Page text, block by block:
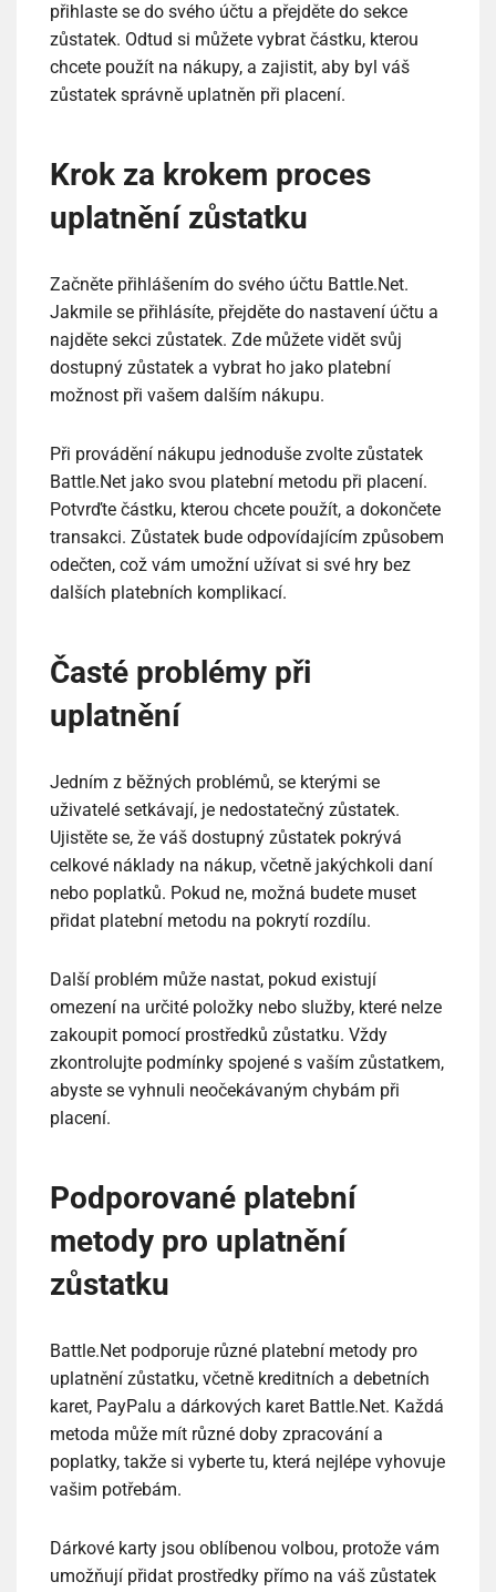
přihlaste se do svého účtu a přejděte do sekce
zůstatek. Odtud si můžete vybrat částku, kterou
chcete použít na nákupy, a zajistit, aby byl váš
zůstatek správně uplatněn při placení.
Krok za krokem proces
uplatnění zůstatku
Začněte přihlášením do svého účtu Battle.Net.
Jakmile se přihlásíte, přejděte do nastavení účtu a
najděte sekci zůstatek. Zde můžete vidět svůj
dostupný zůstatek a vybrat ho jako platební
možnost při vašem dalším nákupu.
Při provádění nákupu jednoduše zvolte zůstatek
Battle.Net jako svou platební metodu při placení.
Potvrďte částku, kterou chcete použít, a dokončete
transakci. Zůstatek bude odpovídajícím způsobem
odečten, což vám umožní užívat si své hry bez
dalších platebních komplikací.
Časté problémy při
uplatnění
Jedním z běžných problémů, se kterými se
uživatelé setkávají, je nedostatečný zůstatek.
Ujistěte se, že váš dostupný zůstatek pokrývá
celkové náklady na nákup, včetně jakýchkoli daní
nebo poplatků. Pokud ne, možná budete muset
přidat platební metodu na pokrytí rozdílu.
Další problém může nastat, pokud existují
omezení na určité položky nebo služby, které nelze
zakoupit pomocí prostředků zůstatku. Vždy
zkontrolujte podmínky spojené s vaším zůstatkem,
abyste se vyhnuli neočekávaným chybám při
placení.
Podporované platební
metody pro uplatnění
zůstatku
Battle.Net podporuje různé platební metody pro
uplatnění zůstatku, včetně kreditních a debetních
karet, PayPalu a dárkových karet Battle.Net. Každá
metoda může mít různé doby zpracování a
poplatky, takže si vyberte tu, která nejlépe vyhovuje
vašim potřebám.
Dárkové karty jsou oblíbenou volbou, protože vám
umožňují přidat prostředky přímo na váš zůstatek